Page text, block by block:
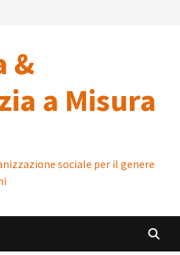
&
a Misura
sociale per il genere